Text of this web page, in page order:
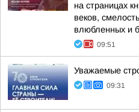
на страницах
веков,
влюбленных и
09:51
Уважаемые
09:31